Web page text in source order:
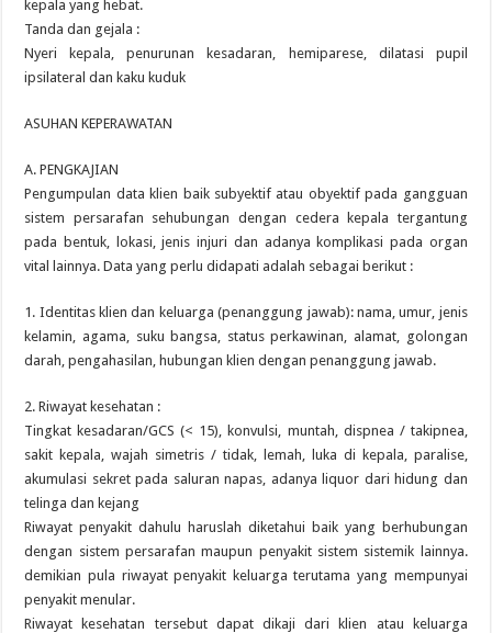
kepala yang hebat.
Tanda dan gejala :
Nyeri kepala, penurunan kesadaran, hemiparese, dilatasi pupil
ipsilateral dan kaku kuduk
ASUHAN KEPERAWATAN
A. PENGKAJIAN
Pengumpulan data klien baik subyektif atau obyektif pada gangguan
sistem persarafan sehubungan dengan cedera kepala tergantung
pada bentuk, lokasi, jenis injuri dan adanya komplikasi pada organ
vital lainnya. Data yang perlu didapati adalah sebagai berikut :
1. Identitas klien dan keluarga (penanggung jawab): nama, umur, jenis
kelamin, agama, suku bangsa, status perkawinan, alamat, golongan
darah, pengahasilan, hubungan klien dengan penanggung jawab.
2. Riwayat kesehatan :
Tingkat kesadaran/GCS (< 15), konvulsi, muntah, dispnea / takipnea,
sakit kepala, wajah simetris / tidak, lemah, luka di kepala, paralise,
akumulasi sekret pada saluran napas, adanya liquor dari hidung dan
telinga dan kejang
Riwayat penyakit dahulu haruslah diketahui baik yang berhubungan
dengan sistem persarafan maupun penyakit sistem sistemik lainnya.
demikian pula riwayat penyakit keluarga terutama yang mempunyai
penyakit menular.
Riwayat kesehatan tersebut dapat dikaji dari klien atau keluarga